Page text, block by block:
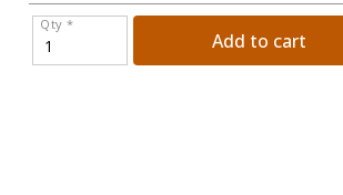
Qty *
Add to cart